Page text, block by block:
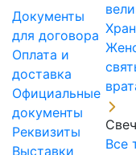
Документы
для договора
Оплата и
доставка
Официальные
документы
Реквизиты
Выставки
Все